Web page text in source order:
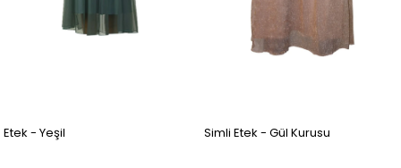
Etek - Yeşil Simli Etek - Gül Kurusu